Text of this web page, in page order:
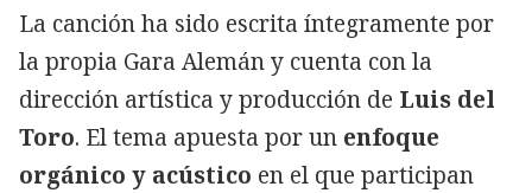
La canción ha sido escrita íntegramente por
la propia Gara Alemán y cuenta con la
dirección artística y producción de Luis del
Toro. El tema apuesta por un enfoque
orgánico y acústico en el que participan